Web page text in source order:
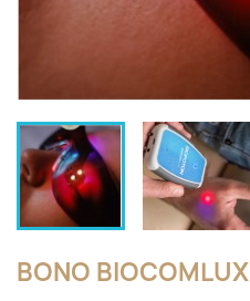
BONO BIOCOMLUX